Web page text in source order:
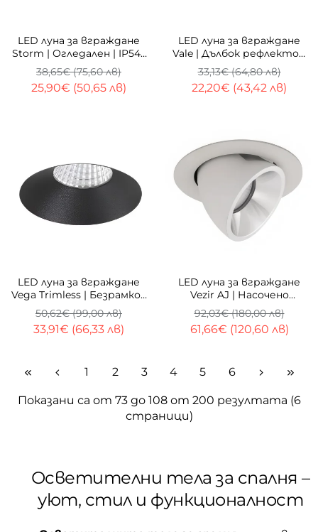
LED луна за вграждане
Storm | Огледален | IP54 |
4000K
25,90€ (50,65 лв)
38,65€ (75,60 лв)
LED луна за вграждане
Vale | Дълбок рефлектор
| 3000K
22,20€ (43,42 лв)
33,13€ (64,80 лв)
LED луна за вграждане
Vega Trimless | Безрамков
| Два размера
33,91€ (66,33 лв)
50,62€ (99,00 лв)
LED луна за вграждане
Vezir AJ | Насочено
осветление | 32W |
4000K
61,66€ (120,60 лв)
92,03€ (180,00 лв)
1 2 3 4 5 6
Показани са от 73 до 108 от 200 резултата (6
страници)
Осветителни тела за спалня –
уют, стил и функционалност